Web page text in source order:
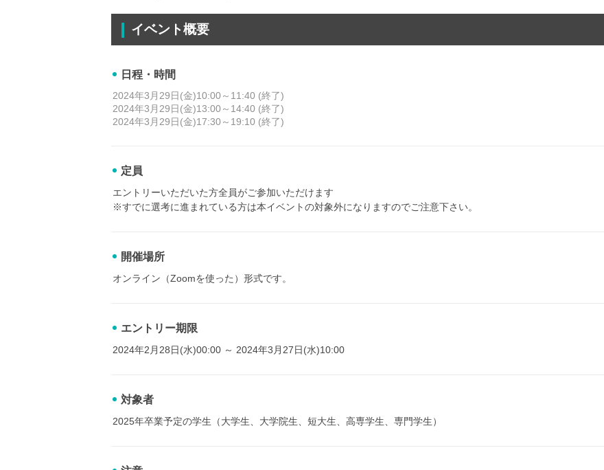
イベント概要
日程・時間
2024年3月29日(金)10:00～11:40 (終了)
2024年3月29日(金)13:00～14:40 (終了)
2024年3月29日(金)17:30～19:10 (終了)
定員
エントリーいただいた方全員がご参加いただけます
※すでに選考に進まれている方は本イベントの対象外になりますのでご注意下さい。
開催場所
オンライン（Zoomを使った）形式です。
エントリー期限
2024年2月28日(水)00:00 ～ 2024年3月27日(水)10:00
対象者
2025年卒業予定の学生（大学生、大学院生、短大生、高専学生、専門学生）